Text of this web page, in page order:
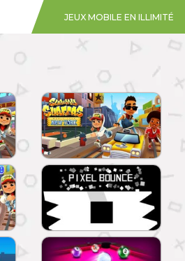
JEUX MOBILE EN ILLIMITÉ